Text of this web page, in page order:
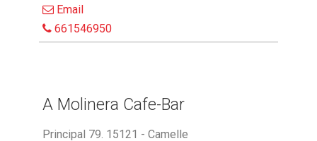
Email
661546950
A Molinera Cafe-Bar
Principal 79. 15121 - Camelle